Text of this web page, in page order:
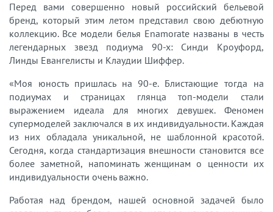
Перед вами совершенно новый российский бельевой
бренд, который этим летом представил свою дебютную
коллекцию. Все модели белья Enamorate названы в честь
легендарных звезд подиума 90-х: Синди Кроуфорд,
Линды Евангелисты и Клаудии Шиффер.
«Моя юность пришлась на 90-е. Блистающие тогда на
подиумах и страницах глянца топ-модели стали
выражением идеала для многих девушек. Феномен
супермоделей заключался в их индивидуальности. Каждая
из них обладала уникальной, не шаблонной красотой.
Сегодня, когда стандартизация внешности становится все
более заметной, напоминать женщинам о ценности их
индивидуальности очень важно.
Работая над брендом, нашей основной задачей было